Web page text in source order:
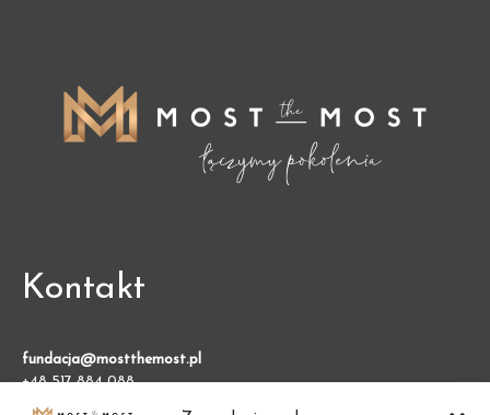
Kontakt
fundacja@mostthemost.pl
+48 517 884 088